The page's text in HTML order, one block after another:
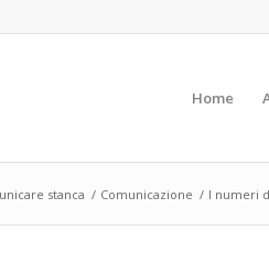
Home
stanca / Comunicazione / I numeri